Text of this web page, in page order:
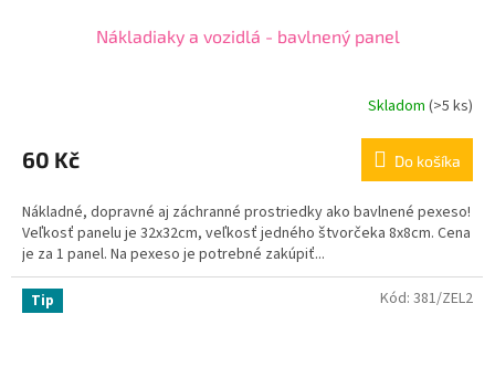
Nákladiaky a vozidlá - bavlnený panel
Skladom (>5 ks)
60 Kč Do košíka
Nákladné, dopravné aj záchranné prostriedky ako bavlnené pexeso!
Veľkosť panelu je 32x32cm, veľkosť jedného štvorčeka 8x8cm. Cena
je za 1 panel. Na pexeso je potrebné zakúpiť...
Tip Kód: 381/ZEL2